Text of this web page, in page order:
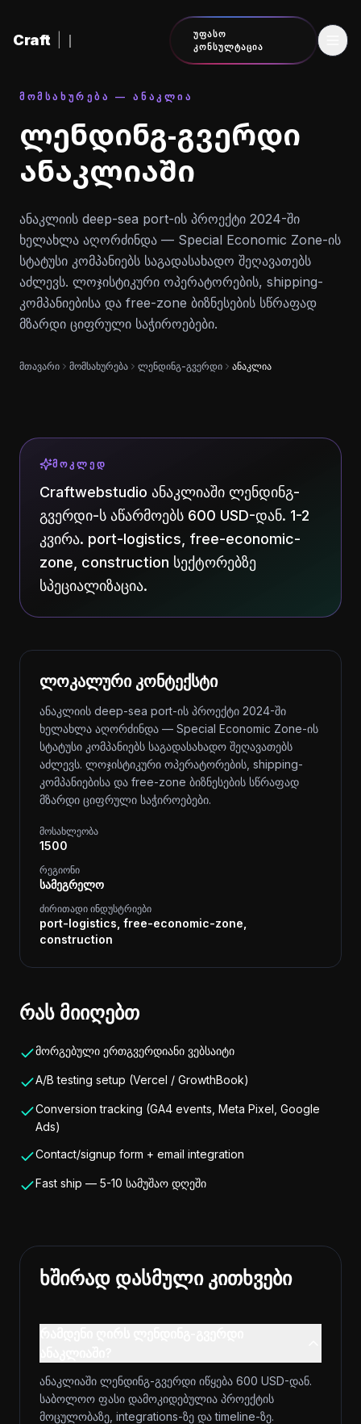
Craft
ᲣᲤᲐᲡᲝ
ᲙᲝᲜᲡᲣᲚᲢᲐᲪᲘᲐ
ᲛᲝᲛᲡᲐᲮᲣᲠᲔᲑᲐ — ᲐᲜᲐᲙᲚᲘᲐ
ლენდინგ-გვერდი
ანაკლიაში
ანაკლიის deep-sea port-ის პროექტი 2024-ში
ხელახლა აღორძინდა — Special Economic Zone-ის
სტატუსი კომპანიებს საგადასახადო შეღავათებს
აძლევს. ლოჯისტიკური ოპერატორების, shipping-
კომპანიებისა და free-zone ბიზნესების სწრაფად
მზარდი ციფრული საჭიროებები.
მთავარი მომსახურება ლენდინგ-გვერდი ანაკლია
ᲛᲝᲙᲚᲔᲓ
Craftwebstudio ანაკლიაში ლენდინგ-
გვერდი-ს აწარმოებს 600 USD-დან. 1-2
კვირა. port-logistics, free-economic-
zone, construction სექტორებზე
სპეციალიზაცია.
ლოკალური კონტექსტი
ანაკლიის deep-sea port-ის პროექტი 2024-ში
ხელახლა აღორძინდა — Special Economic Zone-ის
სტატუსი კომპანიებს საგადასახადო შეღავათებს
აძლევს. ლოჯისტიკური ოპერატორების, shipping-
კომპანიებისა და free-zone ბიზნესების სწრაფად
მზარდი ციფრული საჭიროებები.
მოსახლეობა
1500
რეგიონი
სამეგრელო
ძირითადი ინდუსტრიები
port-logistics, free-economic-zone,
construction
რას მიიღებთ
მორგებული ერთგვერდიანი ვებსაიტი
A/B testing setup (Vercel / GrowthBook)
Conversion tracking (GA4 events, Meta Pixel, Google
Ads)
Contact/signup form + email integration
Fast ship — 5-10 სამუშაო დღეში
ხშირად დასმული კითხვები
ანაკლიაში ლენდინგ-გვერდი იწყება 600 USD-დან.
საბოლოო ფასი დამოკიდებულია პროექტის
მოცულობაზე, integrations-ზე და timeline-ზე.